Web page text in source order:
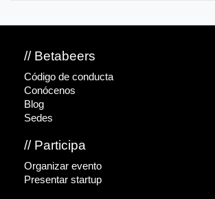
// Betabeers
Código de conducta
Conócenos
Blog
Sedes
// Participa
Organizar evento
Presentar startup